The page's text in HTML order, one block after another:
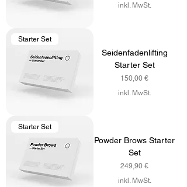
inkl. MwSt.
Starter Set
Seidenfadenlifting
Starter Set
Preis
150,00 €
inkl. MwSt.
Starter Set
Powder Brows Starter
Set
Preis
249,90 €
inkl. MwSt.